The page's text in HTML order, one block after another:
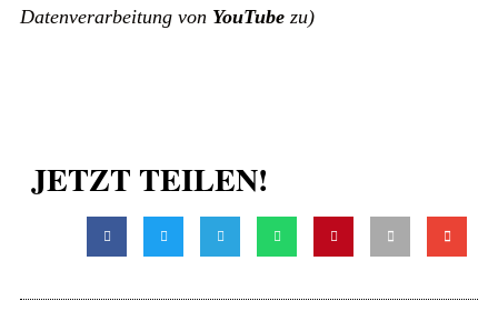
Datenverarbeitung von YouTube zu)
JETZT TEILEN!